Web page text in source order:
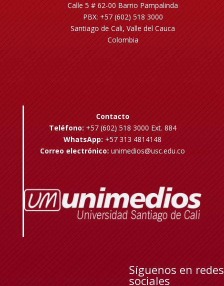
Calle 5 # 62-00 Barrio Pampalinda
PBX: +57 (602) 518 3000
Santiago de Cali, Valle del Cauca
Colombia
Contacto
Teléfono: +57 (602) 518 3000 Ext. 884
WhatsApp: +57 313 4814148
Correo electrónico: unimedios@usc.edu.co
Síguenos en redes
sociales